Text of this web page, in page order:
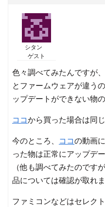
シタン
ゲスト
色々調べてみたんですが
とファームウェアが違う
ップデートができない物の
ココから買った場合は同
今のところ、 ココの動画
った物は正常にアップデ
（他も調べてみたのです
品については確認が取れ
ファミコンなどはセレク